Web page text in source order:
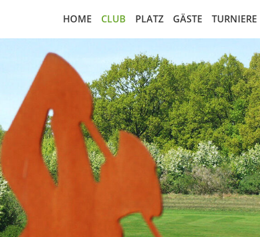
HOME CLUB
Nachrichten
Greenfeeabkommen
Vorstand
Leitbild
Sekretariat
Sportausschuss
Gesellschaftsform
PLATZ
18-Loch Anlage
Platzbelegungsplan
Übungsanlagen
Scorekarte 18-Loch
Scorekarte 9-Loch
Course Handicap 18-Loch
Course Handicap 9-Loch
Notfall-Rettungsplan
GÄSTE
Greenfee regulär
Rangefee
Cart Miete
Golfamore
TURNIERE
RPR